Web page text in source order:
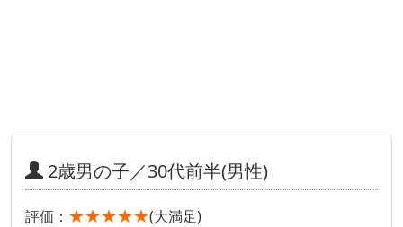
2歳男の子／30代前半(男性)
評価： ★★★★★(大満足)